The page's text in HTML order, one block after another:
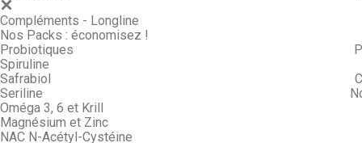
Compléments - Longline
Nos Packs : économisez !
Probiotiques
Spiruline
Safrabiol
Seriline
Oméga 3, 6 et Krill
Magnésium et Zinc
NAC N-Acétyl-Cystéine